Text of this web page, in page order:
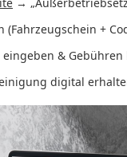
(Fahrzeugschein +
& Gebühren
digital